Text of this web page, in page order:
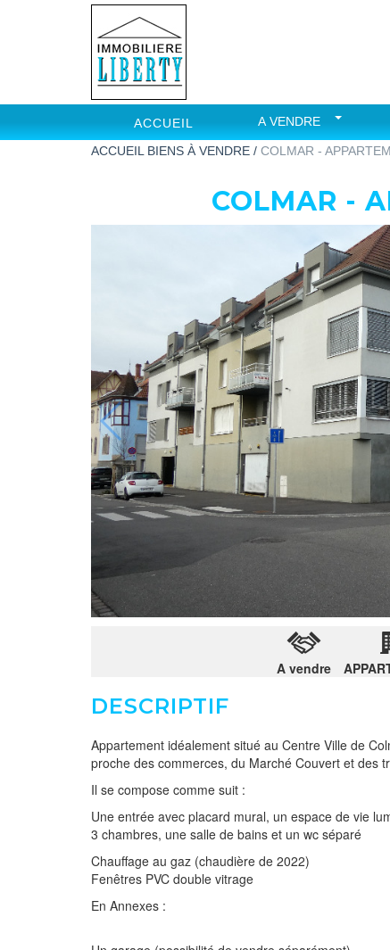
ACCUEIL A VENDRE
ACCUEIL BIENS À VENDRE / COLMAR -
COLMAR -
A vendre
DESCRIPTIF
Appartement idéalement situé au Centre Ville de
proche des commerces, du Marché Couvert et des
Il se compose comme suit :
Une entrée avec placard mural, un espace de vie
3 chambres, une salle de bains et un wc séparé
Chauffage au gaz (chaudière de 2022)
Fenêtres PVC double vitrage
En Annexes :